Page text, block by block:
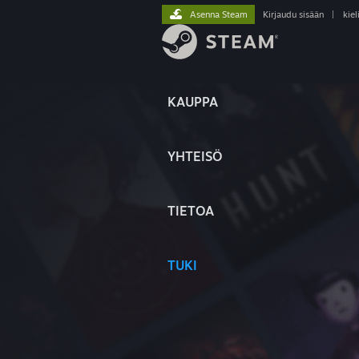
KAUPPA
YHTEISÖ
TIETOA
TUKI
Asenna Steam Kirjaudu sisään kieli